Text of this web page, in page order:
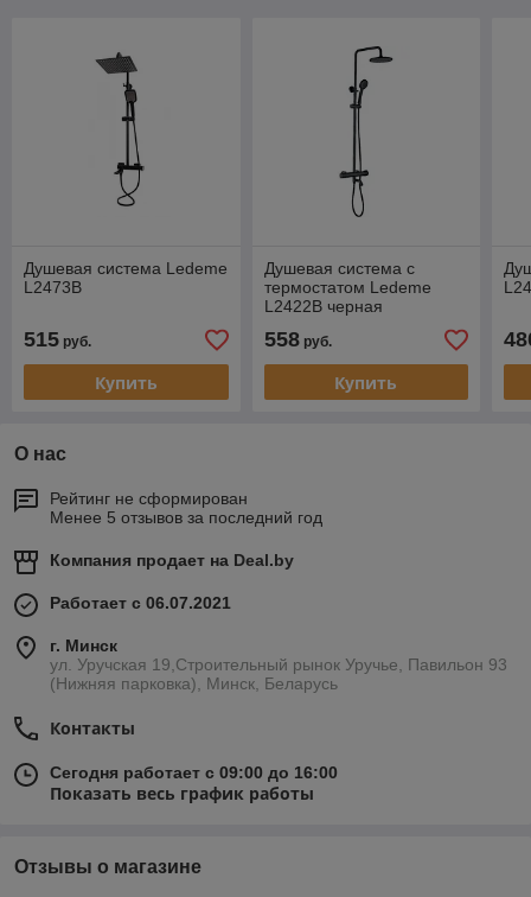
Душевая система Ledeme
L2473B
515 руб.
Купить
Душевая система с
термостатом Ledeme
L2422B черная
558руб.
Купить
О нас
Рейтинг не сформирован
Менее 5 отзывов за последний год
Компания продает на Deal.by
Работает с 06.07.2021
г. Минск
ул. Уручская 19,Строительный рынок Уручье, Павильон 93
(Нижняя парковка), Минск, Беларусь
Контакты
Сегодня работает с 09:00 до 16:00
Показать весь график работы
Отзывы о магазине